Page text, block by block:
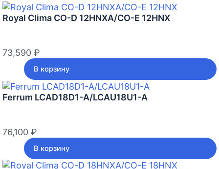
Royal Clima CO-D 12HNXA/CO-E 12HNX
73,590 ₽
В корзину
Ferrum LCAD18D1-A/LCAU18U1-A
76,100 ₽
В корзину